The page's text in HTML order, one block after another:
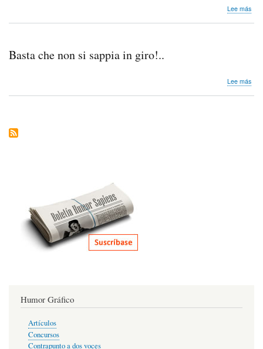
Lee más
Basta che non si sappia in giro!..
Lee más
Humor Gráfico
Artículos
Concursos
Contrapunto a dos voces